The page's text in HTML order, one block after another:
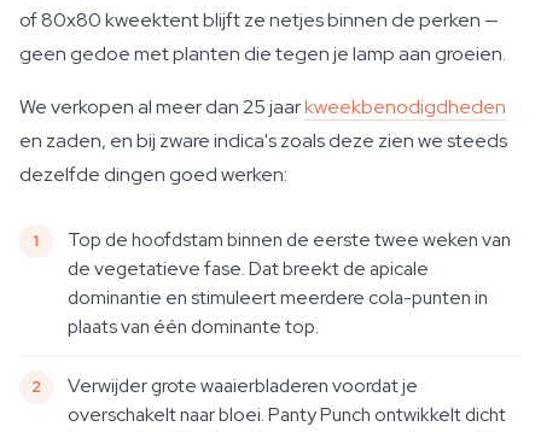
of 80x80 kweektent blijft ze netjes binnen de perken —
geen gedoe met planten die tegen je lamp aan groeien.
We verkopen al meer dan 25 jaarkweekbenodigdheden
en zaden, en bij zware indica's zoals deze zien we steeds
dezelfde dingen goed werken:
Top de hoofdstam binnen de eerste twee weken van
de vegetatieve fase. Dat breekt de apicale
dominantie en stimuleert meerdere cola-punten in
plaats van één dominante top.
Verwijder grote waaierbladeren voordat je
overschakelt naar bloei. Panty Punch ontwikkelt dicht